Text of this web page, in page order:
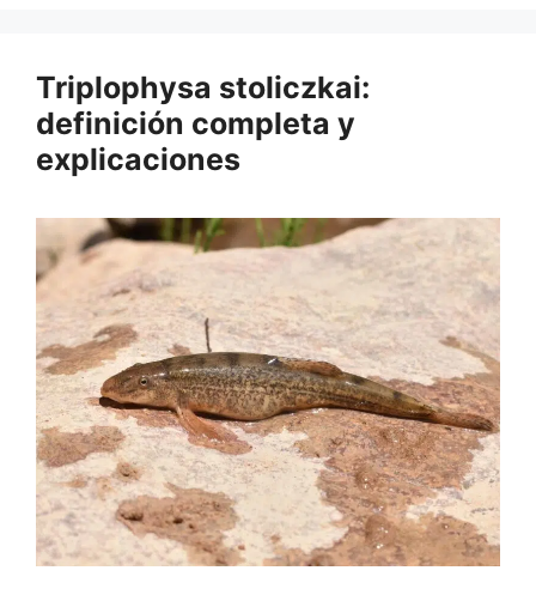
Triplophysa stoliczkai:
definición completa y
explicaciones